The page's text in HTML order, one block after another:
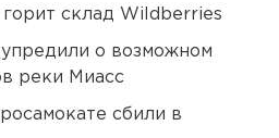
склад Wildberries
о возможном
реки Миасс
сбили в